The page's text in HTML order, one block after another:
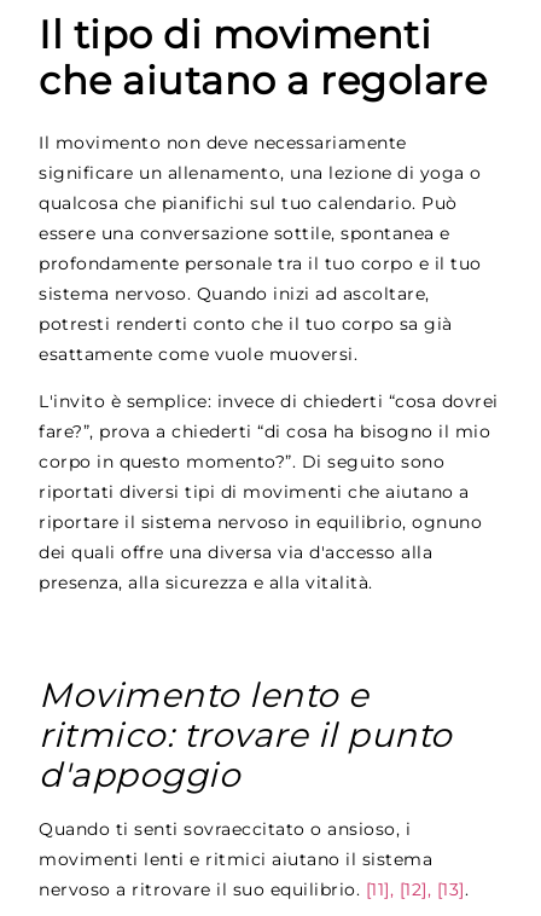
Il tipo di movimenti
che aiutano a regolare
Il movimento non deve necessariamente
significare un allenamento, una lezione di yoga o
qualcosa che pianifichi sul tuo calendario. Può
essere una conversazione sottile, spontanea e
profondamente personale tra il tuo corpo e il tuo
sistema nervoso. Quando inizi ad ascoltare,
potresti renderti conto che il tuo corpo sa già
esattamente come vuole muoversi.
L'invito è semplice: invece di chiederti “cosa dovrei
fare?”, prova a chiederti “di cosa ha bisogno il mio
corpo in questo momento?”. Di seguito sono
riportati diversi tipi di movimenti che aiutano a
riportare il sistema nervoso in equilibrio, ognuno
dei quali offre una diversa via d'accesso alla
presenza, alla sicurezza e alla vitalità.
Movimento lento e
ritmico: trovare il punto
d'appoggio
Quando ti senti sovraeccitato o ansioso, i
movimenti lenti e ritmici aiutano il sistema
nervoso a ritrovare il suo equilibrio. [11], [12], [13].